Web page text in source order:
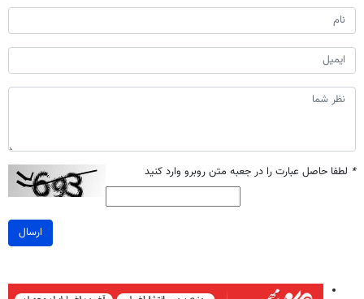
* لطفا حاصل عبارت را در جعبه متن روبرو وارد کنید
ارسال